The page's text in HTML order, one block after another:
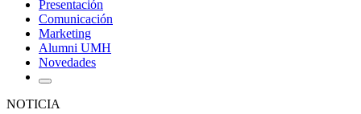
Presentación
Comunicación
Marketing
Alumni UMH
Novedades
NOTICIA